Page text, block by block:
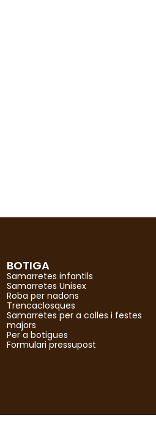
BOTIGA
Samarretes infantils
Samarretes Unisex
Roba per nadons
Trencaclosques
Samarretes per a colles i festes
majors
Per a botigues
Formulari pressupost